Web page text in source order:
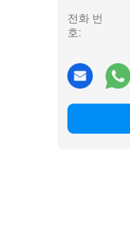
전화 번
호: